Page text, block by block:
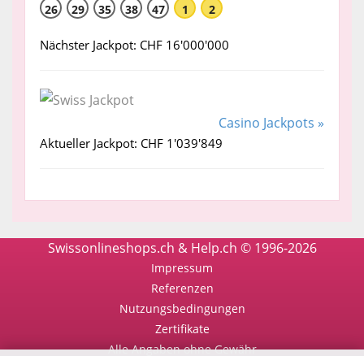
26 29 35 38 47 1 2
Nächster Jackpot: CHF 16'000'000
Casino Jackpots »
Aktueller Jackpot: CHF 1'039'849
Swissonlineshops.ch & Help.ch © 1996-2026
Impressum
Referenzen
Nutzungsbedingungen
Zertifikate
Alle Angaben ohne Gewähr